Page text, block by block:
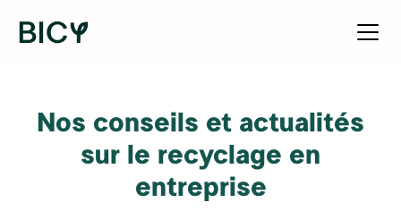
Nos conseils et actualités
sur le recyclage en
entreprise